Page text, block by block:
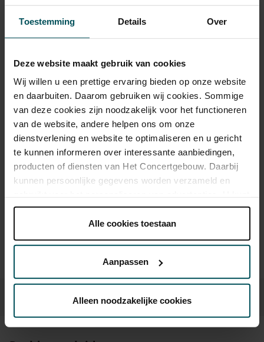
Toestemming Details Over
Deze website maakt gebruik van cookies
Wij willen u een prettige ervaring bieden op onze website
en daarbuiten. Daarom gebruiken wij cookies. Sommige
van deze cookies zijn noodzakelijk voor het functioneren
van de website, andere helpen ons om onze
dienstverlening en website te optimaliseren en u gericht
te kunnen informeren over interessante aanbiedingen,
producten of diensten van Het Concertgebouw. Daarbij
kunnen persoonlijke gegevens worden verzameld en
onder 'aanpassen' zelf welke cookies wij mogen
Lees onze cookieverklaring hier. Lees onze
Via decookieverklaringop onze website kunt u uw
Alle cookies toestaan
Aanpassen
Alleen noodzakelijke cookies
€ 53,00 € 31,20 € 25,00
Als deelnemer van de VriendenLoterij bestelt u voor dit concert
kaarten met 50% korting.
Meer informatie.
Drankjes zijn bij de prijs inbegrepen. Ben je jonger dan 30
jaar? Eventuele sprintkaarten zijn 4 uur van tevoren via de
online bestelflow beschikbaar.Meer informatie over
sprintkaarten
kassa@concertgebouw.nl of bel de Concertgebouwlijn op
020 – 671 83 45.